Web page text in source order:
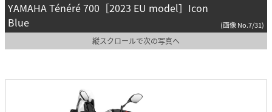
YAMAHA Ténéré 700［2023 EU model］Icon
Blue
(画像 No.7/31)
縦スクロールで次の写真へ